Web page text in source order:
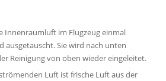
Innenraumluft im Flugzeug einmal
ausgetauscht. Sie wird nach unten
Reinigung von oben wieder eingeleitet.
Luft ist frische Luft aus der